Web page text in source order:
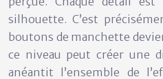
silhouette. C’est
boutons de manchette
ce niveau peut créer une
anéantit l’ensemble de